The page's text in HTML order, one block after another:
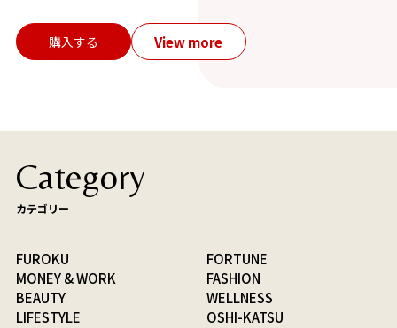
購入する View more
Category
カテゴリー
FUROKU
FORTUNE
MONEY & WORK
FASHION
BEAUTY
WELLNESS
LIFESTYLE
OSHI-KATSU